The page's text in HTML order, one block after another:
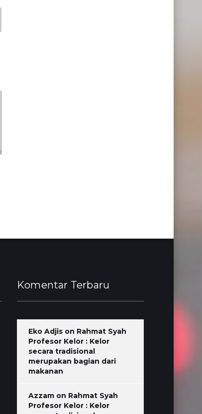
Komentar Terbaru
Eko Adjis on Rahmat Syah
Profesor Kelor : Kelor
secara tradisional
merupakan bagian dari
makanan
Azzam on Rahmat Syah
Profesor Kelor : Kelor